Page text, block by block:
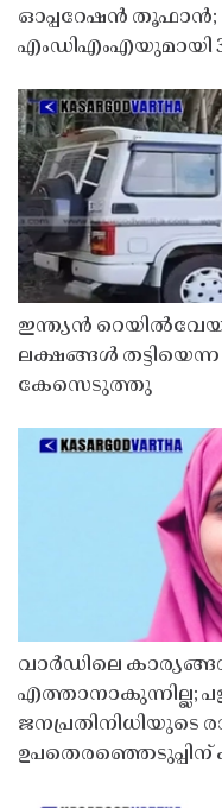
ഓപ്പറേഷൻ തൂഫാൻ;
എംഡിഎംഎയുമായി
ഇന്ത്യൻ
ലക്ഷങ്ങൾ
കേസെടുത്തു
വാർഡിലെ
എത്താനാകുന്നില്ല;
ജനപ്രതിനിധിയുടെ